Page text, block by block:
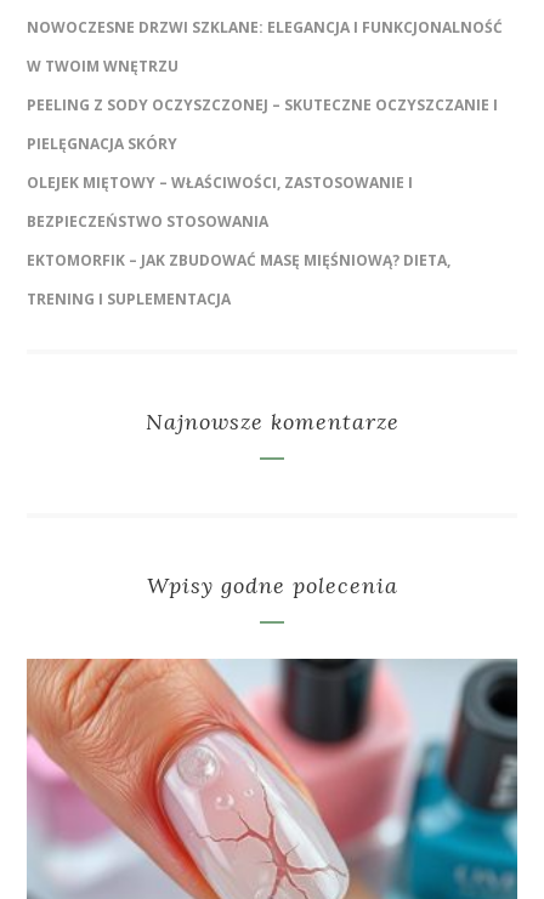
NOWOCZESNE DRZWI SZKLANE: ELEGANCJA I FUNKCJONALNOŚĆ
W TWOIM WNĘTRZU
PEELING Z SODY OCZYSZCZONEJ – SKUTECZNE OCZYSZCZANIE I
PIELĘGNACJA SKÓRY
OLEJEK MIĘTOWY – WŁAŚCIWOŚCI, ZASTOSOWANIE I
BEZPIECZEŃSTWO STOSOWANIA
EKTOMORFIK – JAK ZBUDOWAĆ MASĘ MIĘŚNIOWĄ? DIETA,
TRENING I SUPLEMENTACJA
Najnowsze komentarze
Wpisy godne polecenia